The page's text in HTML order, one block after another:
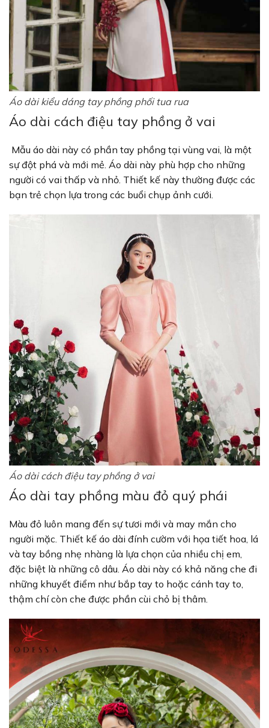
Áo dài kiểu dáng tay phồng phối tua rua
Áo dài cách điệu tay phồng ở vai
Mẫu áo dài này có phần tay phồng tại vùng vai, là một
sự đột phá và mới mẻ. Áo dài này phù hợp cho những
người có vai thấp và nhỏ. Thiết kế này thường được các
bạn trẻ chọn lựa trong các buổi chụp ảnh cưới.
Áo dài cách điệu tay phồng ở vai
Áo dài tay phồng màu đỏ quý phái
Màu đỏ luôn mang đến sự tươi mới và may mắn cho
người mặc. Thiết kế áo dài đính cườm với họa tiết hoa, lá
và tay bồng nhẹ nhàng là lựa chọn của nhiều chị em,
đặc biệt là những cô dâu. Áo dài này có khả năng che đi
những khuyết điểm như bắp tay to hoặc cánh tay to,
thậm chí còn che được phần cùi chỏ bị thâm.